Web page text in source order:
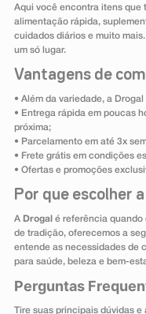
Aqui você encontra itens que
alimentação rápida,
cuidados diários e muito
um só lugar.
Vantagens de
• Além da variedade, a
• Entrega rápida em poucas
próxima;
• Parcelamento em até 3x
• Frete grátis em condições
• Ofertas e promoções
Por que escolher
A Drogal é referência quando
de tradição, oferecemos a
entende as necessidades de
para saúde, beleza e bem-
Perguntas
Tire suas principais dúvidas